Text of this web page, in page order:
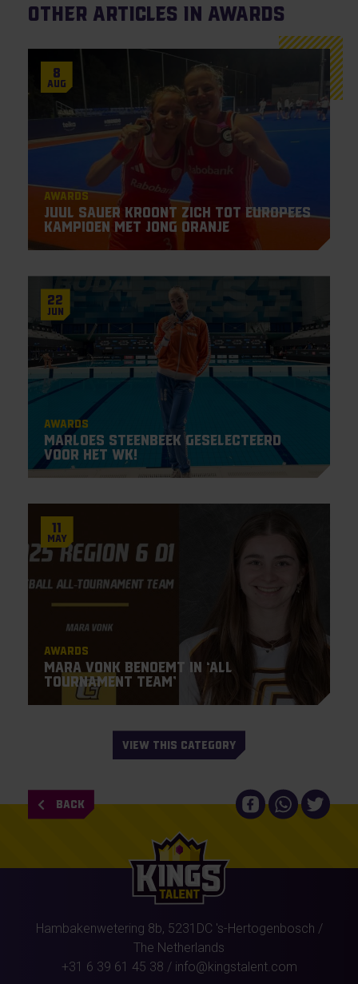
Other articles in Awards
8
Aug
Awards
Juul Sauer kroont zich tot Europees
Kampioen met Jong Oranje
22
Jun
Awards
Marloes Steenbeek geselecteerd
voor het WK!
11
May
Awards
Mara Vonk benoemt in ‘All
Tournament Team’
VIEW THIS CATEGORY
BACK
Hambakenwetering 8b, 5231DC 's-Hertogenbosch /
The Netherlands
+31 6 39 61 45 38 / info@kingstalent.com